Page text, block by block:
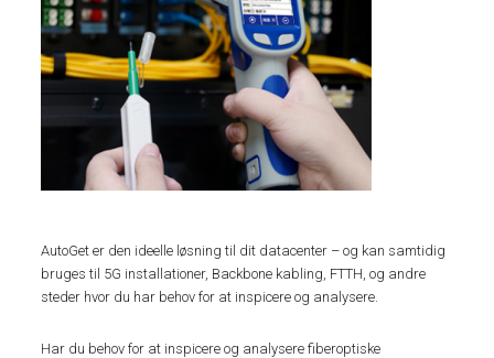
AutoGet er den ideelle løsning til dit datacenter – og kan samtidig
bruges til 5G installationer, Backbone kabling, FTTH, og andre
steder hvor du har behov for at inspicere og analysere.
Har du behov for at inspicere og analysere fiberoptiske